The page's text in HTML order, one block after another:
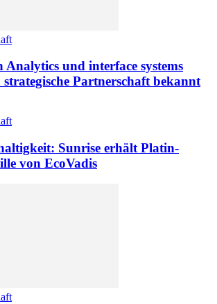
Analytics und interface systems
strategische Partnerschaft bekannt
Sunrise erhält Platin-
von EcoVadis